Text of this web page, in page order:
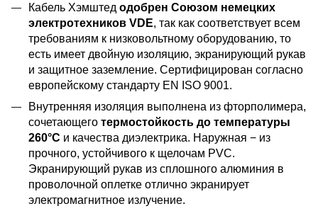
Кабель Хэмштед одобрен Союзом немецких
электротехников VDE, так как соответствует всем
требованиям к низковольтному оборудованию, то
есть имеет двойную изоляцию, экранирующий рукав
и защитное заземление. Сертифицирован согласно
европейскому стандарту EN ISO 9001.
Внутренняя изоляция выполнена из фторполимера,
сочетающего термостойкость до температуры
260°C и качества диэлектрика. Наружная − из
прочного, устойчивого к щелочам PVC.
Экранирующий рукав из сплошного алюминия в
проволочной оплетке отлично экранирует
электромагнитное излучение.